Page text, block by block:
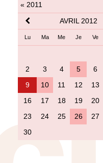
« 2011
AVRIL 2012
Lu Ma Me Je Ve
2
3 4 5 6
9
10 11 12 13
16
17 18 19 20
23
24 25 26 27
30